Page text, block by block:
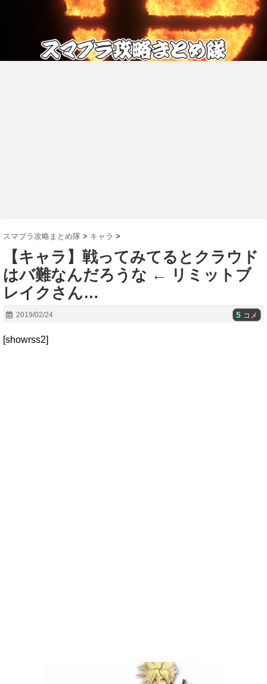
スマブラ攻略まとめ隊 > キャラ >
【キャラ】戦ってみてるとクラウド
はバ難なんだろうな ← リミットブ
レイクさん…
2019/02/24 5 コメ
[showrss2]